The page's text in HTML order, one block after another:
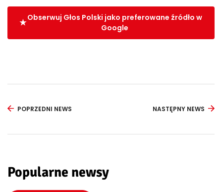
Obserwuj Głos Polski jako preferowane źródło w
Google
POPRZEDNI NEWS NASTĘPNY NEWS
Popularne newsy